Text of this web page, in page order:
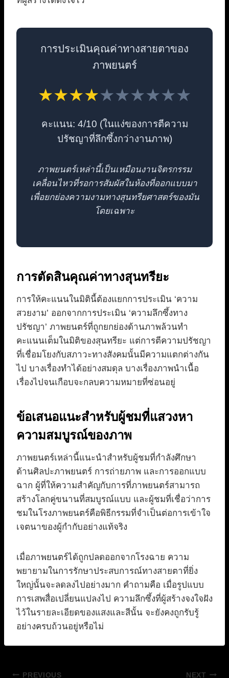
การประเมินคุณค่าทางสายตาของ
ภาพยนตร์
★★★★★★★★★★
คะแนน: 4/10 (ในแง่ของการตีความ
ปรัชญาที่ลึกซึ้งกว่างานภาพ)
ภาพยนตร์เหล่านี้เป็นเหมือนงานจิตรกรรม
เคลื่อนไหวที่รอการสัมผัสในห้องที่ออกแบบมา
เพื่อยกย่องความงามทางสุนทรียศาสตร์ของมัน
โดยเฉพาะ
การตัดสินคุณค่าทางสุนทรียะ
การให้คะแนนในมิตินี้ต้องแยกการประเมิน ‘ความ
สวยงาม’ ออกจากการประเมิน ‘ความลึกซึ้งทาง
ปรัชญา’ ภาพยนตร์ที่ถูกยกย่องด้านภาพล้วนทำ
คะแนนเต็มในมิติของสุนทรียะ แต่การตีความปรัชญา
ที่เชื่อมโยงกับสภาวะทางสังคมนั้นมีความแตกต่างกัน
ไป บางเรื่องทำได้อย่างสมดุล บางเรื่องภาพนำเนื้อ
เรื่องไปจนเกือบจะกลบความหมายที่ซ่อนอยู่
ข้อเสนอแนะสำหรับผู้ชมที่แสวงหา
ความสมบูรณ์ของภาพ
ภาพยนตร์เหล่านี้แนะนำสำหรับผู้ชมที่กำลังศึกษา
ด้านศิลปะภาพยนตร์ การถ่ายภาพ และการออกแบบ
ฉาก ผู้ที่ให้ความสำคัญกับการที่ภาพยนตร์สามารถ
สร้างโลกคู่ขนานที่สมบูรณ์แบบ และผู้ชมที่เชื่อว่าการ
ชมในโรงภาพยนตร์คือพิธีกรรมที่จำเป็นต่อการเข้าใจ
เจตนาของผู้กำกับอย่างแท้จริง
เมื่อภาพยนตร์ได้ถูกปลดออกจากโรงฉาย ความ
พยายามในการรักษาประสบการณ์ทางสายตาที่ยิ่ง
ใหญ่นั้นจะลดลงไปอย่างมาก คำถามคือ เมื่อรูปแบบ
การเสพสื่อเปลี่ยนแปลงไป ความลึกซึ้งที่ผู้สร้างจงใจฝัง
ไว้ในรายละเอียดของแสงและสีนั้น จะยังคงถูกรับรู้
อย่างครบถ้วนอยู่หรือไม่
PREVIOUS NEXT